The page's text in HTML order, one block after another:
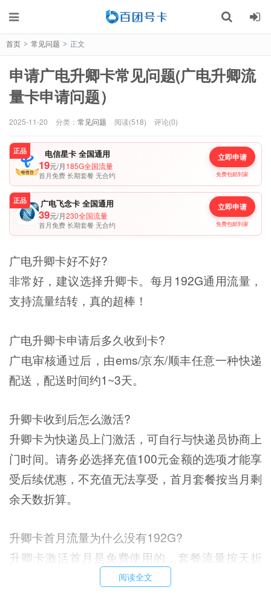
首页 > 常见问题 > 正文
申请广电升卿卡常见问题(广电升卿流
量卡申请问题）
2025-11-20 分类： 常见问题 阅读(518) 评论(0)
正品 电信星卡 全国通用
19元/月185G全国流量
首月免费 长期套餐 无合约
立即申请
免费包邮到家
正品 广电飞念卡 全国通用
39元/月230全国流量
首月免费 长期套餐 无合约
立即申请
免费包邮到家
广电升卿卡好不好?
非常好，建议选择升卿卡。每月192G通用流量，
支持流量结转，真的超棒！
广电升卿卡申请后多久收到卡?
广电审核通过后，由ems/京东/顺丰任意一种快递
配送，配送时间约1~3天。
升卿卡收到后怎么激活?
升卿卡为快递员上门激活，可自行与快递员协商上
门时间。请务必选择充值100元金额的选项才能享
受后续优惠，不充值无法享受，首月套餐按当月剩
余天数折算。
升卿卡首月流量为什么没有192G?
升卿卡激活首月是免费使用的，套餐流量按天折
算，首充72小时后自动添加162G通用流量。
阅读全文